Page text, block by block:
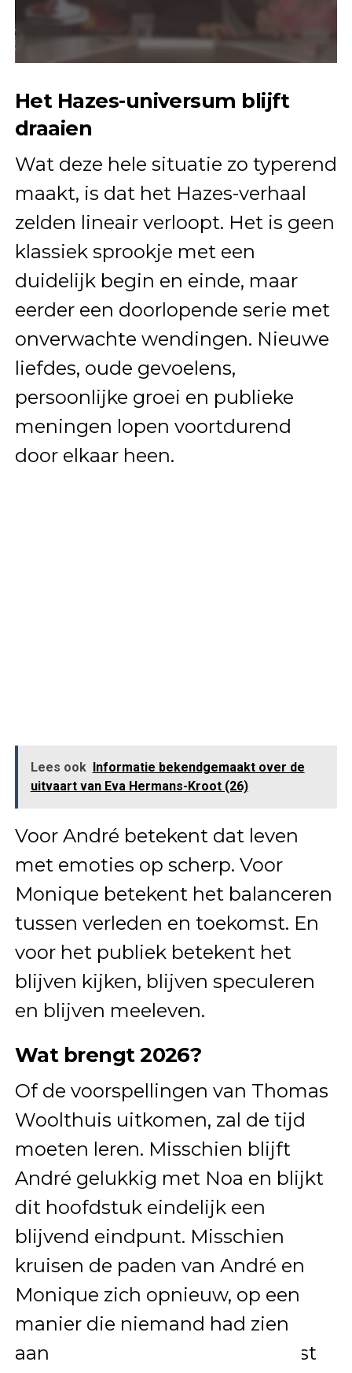
Het Hazes-universum blijft
draaien
Wat deze hele situatie zo typerend
maakt, is dat het Hazes-verhaal
zelden lineair verloopt. Het is geen
klassiek sprookje met een
duidelijk begin en einde, maar
eerder een doorlopende serie met
onverwachte wendingen. Nieuwe
liefdes, oude gevoelens,
persoonlijke groei en publieke
meningen lopen voortdurend
door elkaar heen.
Lees ook Informatie bekendgemaakt over de
uitvaart van Eva Hermans-Kroot (26)
Voor André betekent dat leven
met emoties op scherp. Voor
Monique betekent het balanceren
tussen verleden en toekomst. En
voor het publiek betekent het
blijven kijken, blijven speculeren
en blijven meeleven.
Wat brengt 2026?
Of de voorspellingen van Thomas
Woolthuis uitkomen, zal de tijd
moeten leren. Misschien blijft
André gelukkig met Noa en blijkt
dit hoofdstuk eindelijk een
blijvend eindpunt. Misschien
kruisen de paden van André en
Monique zich opnieuw, op een
manier die niemand had zien
aankomen. En misschien verrast